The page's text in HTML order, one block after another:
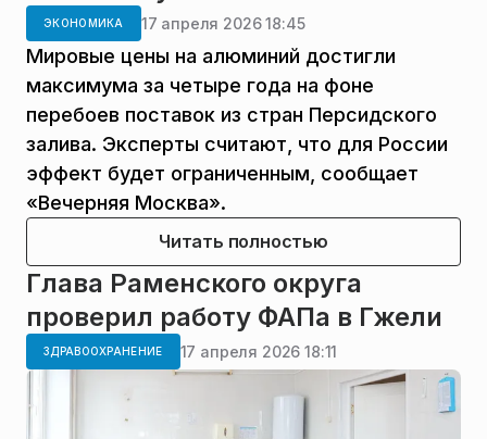
ЭКОНОМИКА 17 апреля 2026 18:45
Мировые цены на алюминий достигли
максимума за четыре года на фоне
перебоев поставок из стран Персидского
залива. Эксперты считают, что для России
эффект будет ограниченным, сообщает
«Вечерняя Москва».
Читать полностью
Глава Раменского округа
проверил работу ФАПа в Гжели
ЗДРАВООХРАНЕНИЕ 17 апреля 2026 18:11